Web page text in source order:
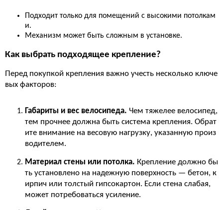
Подходит только для помещений с высокими потолкам
и.
Механизм может быть сложным в установке.
Как выбрать подходящее крепление?
Перед покупкой крепления важно учесть несколько ключе
вых факторов:
Габариты и вес велосипеда. Чем тяжелее велосипед,
тем прочнее должна быть система крепления. Обрат
ите внимание на весовую нагрузку, указанную произ
водителем.
Материал стены или потолка. Крепление должно бы
ть установлено на надежную поверхность — бетон, к
ирпич или толстый гипсокартон. Если стена слабая,
может потребоваться усиление.